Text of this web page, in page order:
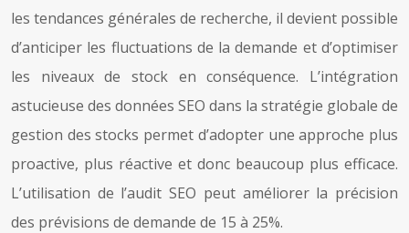
les tendances générales de recherche, il devient possible
d’anticiper les fluctuations de la demande et d’optimiser
les niveaux de stock en conséquence. L’intégration
astucieuse des données SEO dans la stratégie globale de
gestion des stocks permet d’adopter une approche plus
proactive, plus réactive et donc beaucoup plus efficace.
L’utilisation de l’audit SEO peut améliorer la précision
des prévisions de demande de 15 à 25%.